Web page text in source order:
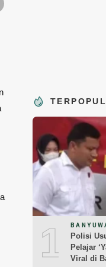
1
Polisi
Pelajar
Viral di